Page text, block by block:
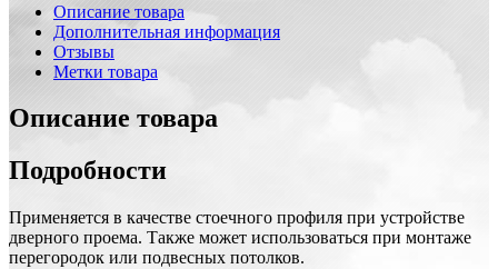
Описание товара
Дополнительная информация
Отзывы
Метки товара
Описание товара
Подробности
Применяется в качестве стоечного профиля при устройстве
дверного проема. Также может использоваться при монтаже
перегородок или подвесных потолков.